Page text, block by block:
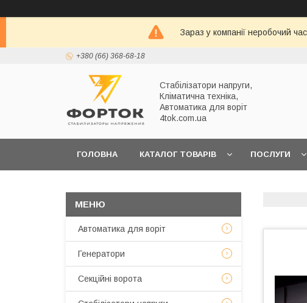
Зараз у компанії неробочий
+380 (66) 368-68-18
Стабілізатори напруги,
Кліматична техніка,
Автоматика для воріт
4tok.com.ua
ГОЛОВНА КАТАЛОГ ТОВАРІВ ПОСЛУГИ
Автоматика для воріт
Генератори
Секційні ворота